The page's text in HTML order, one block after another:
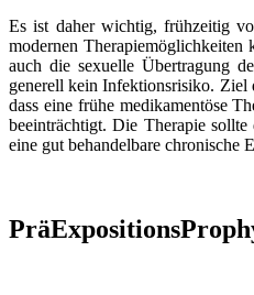
Es ist daher wichtig, frühzeitig
modernen Therapiemöglichkeiten
auch die sexuelle Übertragung
generell kein Infektionsrisiko. Ziel
dass eine frühe medikamentöse
beeinträchtigt. Die Therapie
eine gut behandelbare chronische